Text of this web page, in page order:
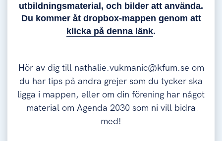
utbildningsmaterial, och bilder att använda.
Du kommer åt dropbox-mappen genom att
klicka på denna länk.
Hör av dig till nathalie.vukmanic@kfum.se om
du har tips på andra grejer som du tycker ska
ligga i mappen, eller om din förening har något
material om Agenda 2030 som ni vill bidra
med!